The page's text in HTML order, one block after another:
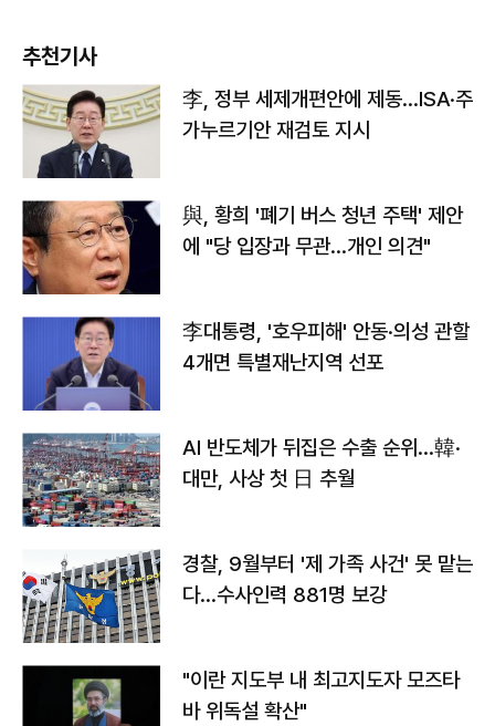
추천기사
李, 정부 세제개편안에 제동…ISA·주
가누르기안 재검토 지시
與, 황희 '폐기 버스 청년 주택' 제안
에 "당 입장과 무관…개인 의견"
李대통령, '호우피해' 안동·의성 관할
4개면 특별재난지역 선포
AI 반도체가 뒤집은 수출 순위…韓·
대만, 사상 첫 日 추월
경찰, 9월부터 '제 가족 사건' 못 맡는
다…수사인력 881명 보강
"이란 지도부 내 최고지도자 모즈타
바 위독설 확산"